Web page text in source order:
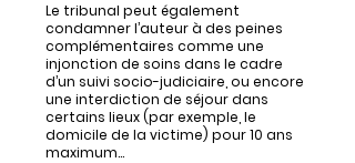
Le tribunal peut également
condamner l’auteur à des peines
complémentaires comme une
injonction de soins dans le cadre
d’un suivi socio-judiciaire, ou encore
une interdiction de séjour dans
certains lieux (par exemple, le
domicile de la victime) pour 10 ans
maximum...